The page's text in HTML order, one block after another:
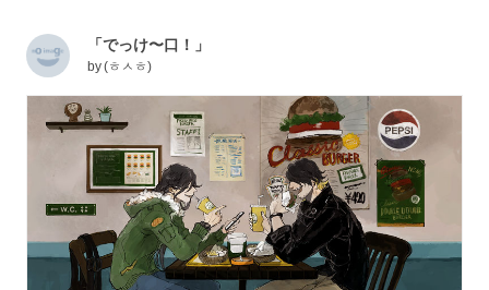
「でっけ〜口！」
by(ㅎㅅㅎ)